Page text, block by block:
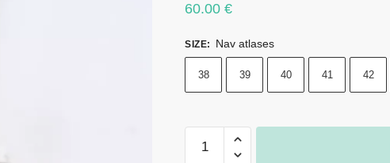
60.00€
SIZE: Nav atlases
38 39 40 41 42
sporta